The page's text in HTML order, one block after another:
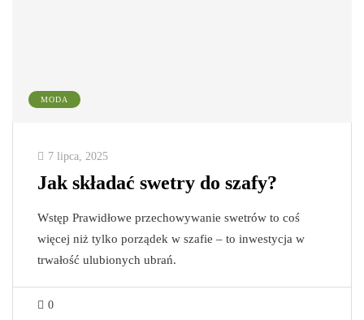
MODA
7 lipca, 2025
Jak składać swetry do szafy?
Wstęp Prawidłowe przechowywanie swetrów to coś
więcej niż tylko porządek w szafie – to inwestycja w
trwałość ulubionych ubrań.
0